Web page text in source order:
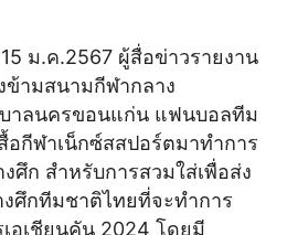
15 ม.ค.2567 ผู้สื่อข่าวรายงาน
ามสนามกีฬากลาง
าลนครขอนแก่น แฟนบอลทีม
อกีฬาเน็กซ์สสปอร์ตมาทำการ
ศึก สำหรับการสวมใส่เพื่อส่ง
งศึกทีมชาติไทยที่จะทำการ
อเชียนคัน 2024 โดยมี